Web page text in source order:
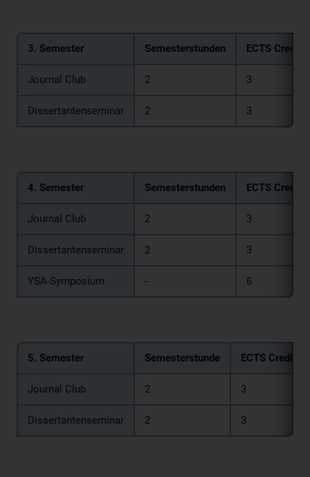
3. Semester Semesterstunden ECTS Credits
Journal Club 2 3
Dissertantenseminar 2 3
4. Semester Semesterstunden ECTS Credits
Journal Club 2 3
Dissertantenseminar 2 3
YSA-Symposium - 6
5. Semester Semesterstunde ECTS Credits
Journal Club 2 3
Dissertantenseminar 2 3